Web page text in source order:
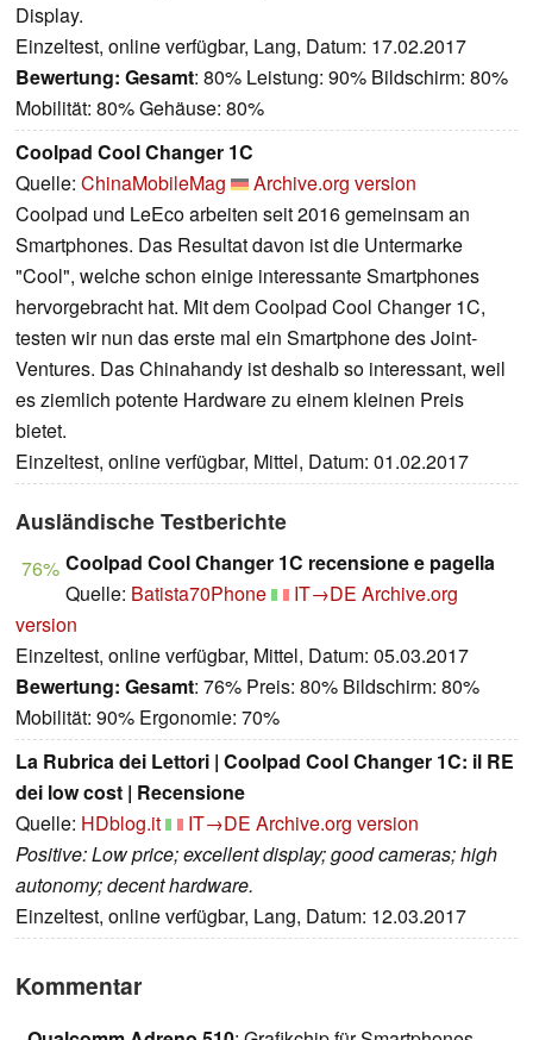
Display.
Einzeltest, online verfügbar, Lang, Datum: 17.02.2017
Bewertung: Gesamt: 80% Leistung: 90% Bildschirm: 80%
Mobilität: 80% Gehäuse: 80%
Coolpad Cool Changer 1C
Quelle: ChinaMobileMag
Archive.org version
Coolpad und LeEco arbeiten seit 2016 gemeinsam an
Smartphones. Das Resultat davon ist die Untermarke
"Cool", welche schon einige interessante Smartphones
hervorgebracht hat. Mit dem Coolpad Cool Changer 1C,
testen wir nun das erste mal ein Smartphone des Joint-
Ventures. Das Chinahandy ist deshalb so interessant, weil
es ziemlich potente Hardware zu einem kleinen Preis
bietet.
Einzeltest, online verfügbar, Mittel, Datum: 01.02.2017
Ausländische Testberichte
76% Coolpad Cool Changer 1C recensione e pagella
Quelle: Batista70Phone IT→DE Archive.org
version
Einzeltest, online verfügbar, Mittel, Datum: 05.03.2017
Bewertung: Gesamt: 76% Preis: 80% Bildschirm: 80%
Mobilität: 90% Ergonomie: 70%
La Rubrica dei Lettori | Coolpad Cool Changer 1C: il RE
dei low cost | Recensione
Quelle: HDblog.it IT→DE Archive.org version
Positive: Low price; excellent display; good cameras; high
autonomy; decent hardware.
Einzeltest, online verfügbar, Lang, Datum: 12.03.2017
Kommentar